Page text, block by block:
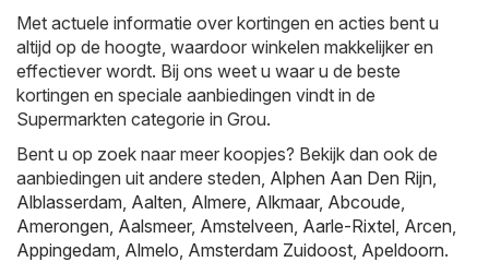
Met actuele informatie over kortingen en acties bent u
altijd op de hoogte, waardoor winkelen makkelijker en
effectiever wordt. Bij ons weet u waar u de beste
kortingen en speciale aanbiedingen vindt in de
Supermarkten categorie in Grou.
Bent u op zoek naar meer koopjes? Bekijk dan ook de
aanbiedingen uit andere steden, Alphen Aan Den Rijn
Alblasserdam Aalten Almere Alkmaar, Abcoude
Amerongen Aalsmeer, Amstelveen Aarle-Rixtel Arcen
Appingedam Almelo Amsterdam Zuidoost Apeldoorn.